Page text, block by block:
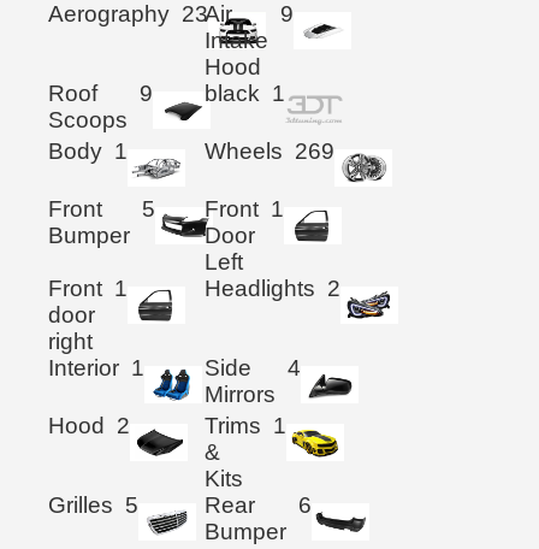
Aerography 23Air
Intake
Hood
9
Roof
Scoops
9 black 1
Body 1 Wheels 269
Front
Bumper
5
Front
Door
Left
1
Front
door
right
1 Headlights 2
Interior 1
Side
Mirrors
4
Hood 2
Trims
&
Kits
1
Grilles 5
Rear
Bumper
6